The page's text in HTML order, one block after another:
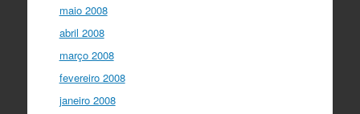
maio 2008
abril 2008
março 2008
fevereiro 2008
janeiro 2008